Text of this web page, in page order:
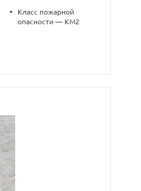
•
Класс пожарной
опасности — КМ2